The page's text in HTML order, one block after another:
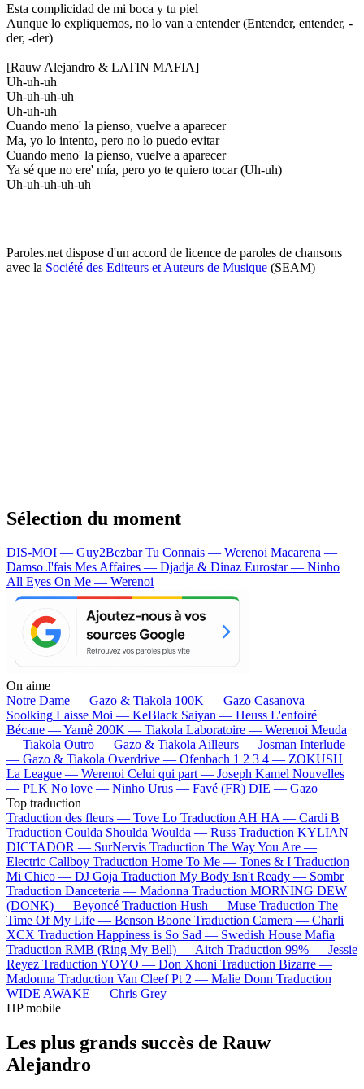
Esta complicidad de mi boca y tu piel
Aunque lo expliquemos, no lo van a entender (Entender, entender, -
der, -der)
[Rauw Alejandro & LATIN MAFIA]
Uh-uh-uh
Uh-uh-uh-uh
Uh-uh-uh
Cuando meno' la pienso, vuelve a aparecer
Ma, yo lo intento, pero no lo puedo evitar
Cuando meno' la pienso, vuelve a aparecer
Ya sé que no ere' mía, pero yo te quiero tocar (Uh-uh)
Uh-uh-uh-uh-uh
Paroles.net dispose d'un accord de licence de paroles de chansons
avec la Société des Editeurs et Auteurs de Musique (SEAM)
Sélection du moment
DIS-MOI — Guy2BezbarTu Connais — Werenoi Macarena —
Damso J'fais Mes Affaires — Djadja & Dinaz Eurostar — Ninho
All Eyes On Me — Werenoi
On aime
Notre Dame — Gazo & Tiakola 100K — Gazo Casanova —
Soolking Laisse Moi — KeBlack Saiyan — Heuss L'enfoiré
Bécane —Yamê 200K — Tiakola Laboratoire — Werenoi Meuda
— Tiakola Outro — Gazo & TiakolaAilleurs — Josman Interlude
— Gazo & Tiakola Overdrive — Ofenbach 1 2 3 4 — ZOKUSH
La League — Werenoi Celui qui part — Joseph Kamel Nouvelles
— PLK No love — Ninho Urus — Favé (FR) DIE — Gazo
Top traduction
Traduction des fleurs — Tove Lo Traduction AH HA — Cardi B
Traduction Coulda Shoulda Woulda — Russ Traduction KYLIAN
DICTADOR — SurNervis Traduction The Way You Are —
Electric Callboy Traduction Home To Me — Tones & I Traduction
Mi Chico — DJ Goja Traduction My Body Isn't Ready — Sombr
Traduction Danceteria — Madonna Traduction MORNING DEW
(DONK) — Beyoncé Traduction Hush — Muse Traduction The
Time Of My Life — Benson Boone Traduction Camera — Charli
XCX Traduction Happiness is So Sad — Swedish House Mafia
Traduction RMB (Ring My Bell) —Aitch Traduction 99% — Jessie
Reyez Traduction YOYO — Don Xhoni Traduction Bizarre —
Madonna Traduction Van Cleef Pt 2 — Malie Donn Traduction
WIDE AWAKE — Chris Grey
HP mobile
Les plus grands succès de Rauw
Alejandro